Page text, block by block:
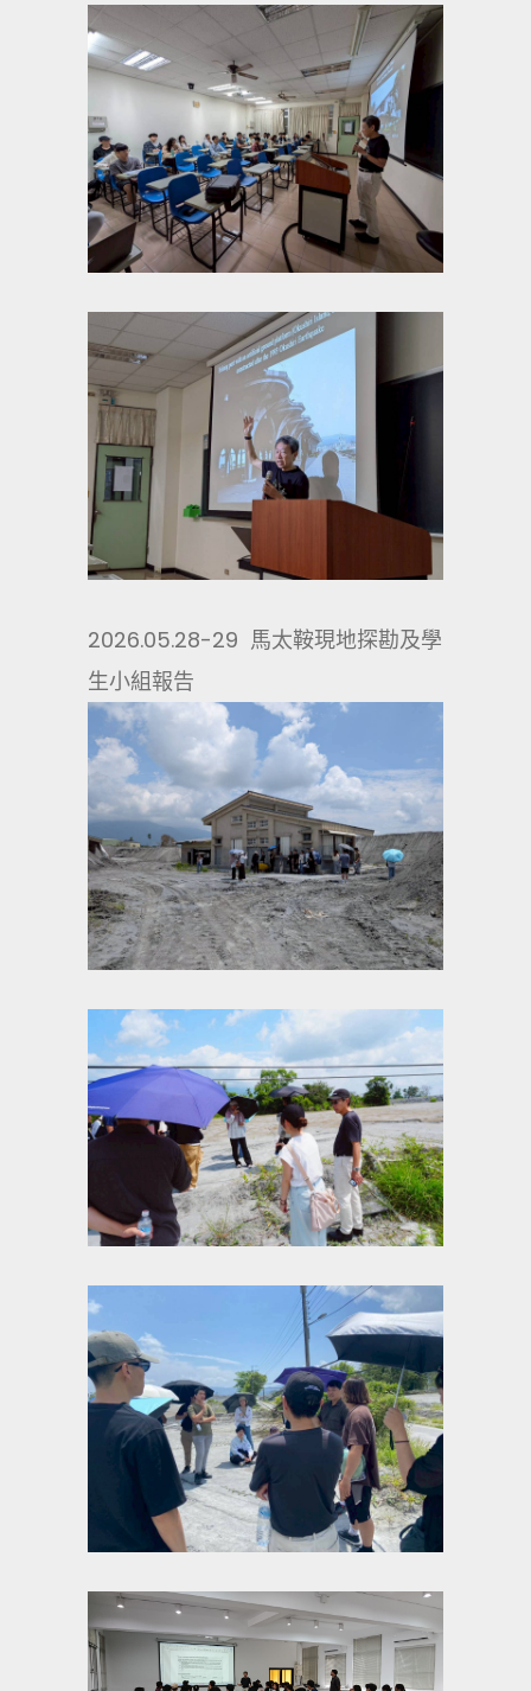
2026.05.28-29 馬太鞍現地探勘及學
生小組報告